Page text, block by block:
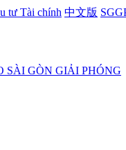
tư Tài chính 中文版
SÀI GÒN GIẢI PHÓNG